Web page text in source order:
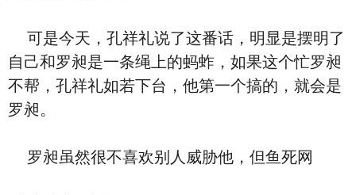
可是今天，孔祥礼说了这番话，明显是摆明了
自己和罗昶是一条绳上的蚂蚱，如果这个忙罗昶
不帮，孔祥礼如若下台，他第一个搞的，就会是
罗昶。
罗昶虽然很不喜欢别人威胁他，但鱼死网